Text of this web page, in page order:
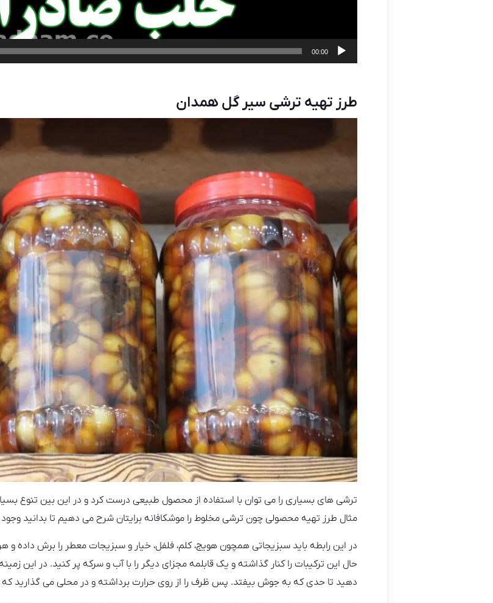
00:00
طرز تهیه ترشی سیر گل همدان
ترشی های بسیاری را می توان با استفاده از محصول طبیعی درست کرد و در این بین تنوع
مثال طرز تهیه محصولی چون ترشی مخلوط را موشکافانه برایتان شرح می دهیم تا بدانید
در این رابطه باید سبزیجاتی همچون هویج، کلم، فلفل، خیار و سبزیجات معطر را برش داده
حال این ترکیبات را کنار گذاشته و یک قابلمه مجزای دیگر را با آب و سرکه پر کنید. در این
دهید تا حدی که به جوش بیفتد. پس ظرف را از روی حرارت برداشته و در محلی می گذارید